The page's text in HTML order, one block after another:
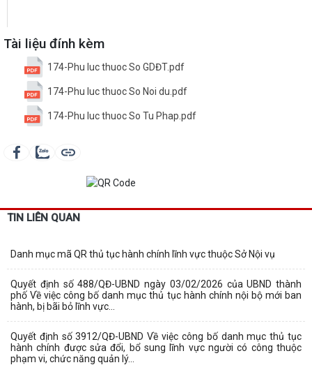
Tài liệu đính kèm
174-Phu luc thuoc So GDĐT.pdf
174-Phu luc thuoc So Noi du.pdf
174-Phu luc thuoc So Tu Phap.pdf
TIN LIÊN QUAN
Danh mục mã QR thủ tục hành chính lĩnh vực thuộc Sở Nội vụ
Quyết định số 488/QĐ-UBND ngày 03/02/2026 của UBND thành
phố Về việc công bố danh mục thủ tục hành chính nội bộ mới ban
hành, bị bãi bỏ lĩnh vực...
Quyết định số 3912/QĐ-UBND Về việc công bố danh mục thủ tục
hành chính được sửa đổi, bổ sung lĩnh vực người có công thuộc
phạm vi, chức năng quản lý...